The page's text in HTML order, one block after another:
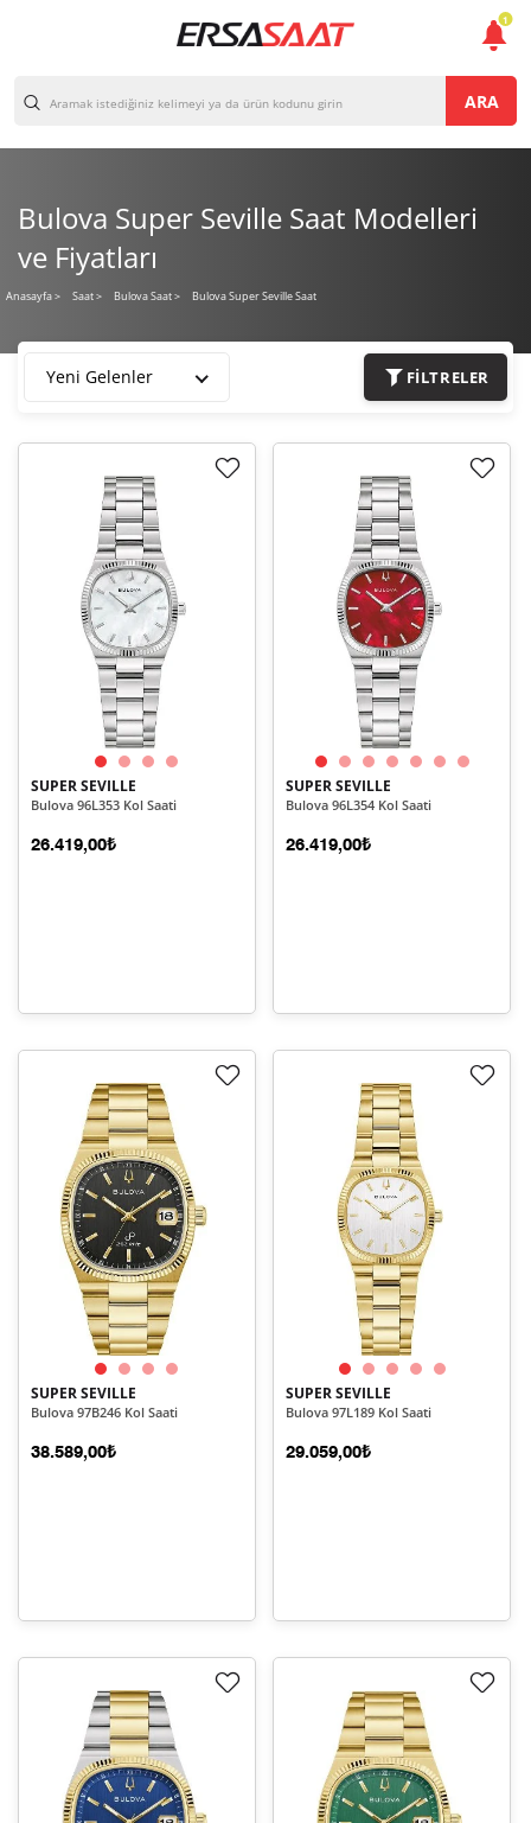
ARA
Bulova Super Seville Saat Modelleri
ve Fiyatları
Anasayfa> Saat > Bulova Saat > Bulova Super Seville Saat
Yeni Gelenler FILTRELER
SUPER SEVILLE
Bulova 96L353 Kol Saati
26.419,00₺
SUPER SEVILLE
Bulova 96L354 Kol Saati
26.419,00₺
SUPER SEVILLE
Bulova 97B246 Kol Saati
38.589,00₺
SUPER SEVILLE
Bulova 97L189 Kol Saati
29.059,00₺
1